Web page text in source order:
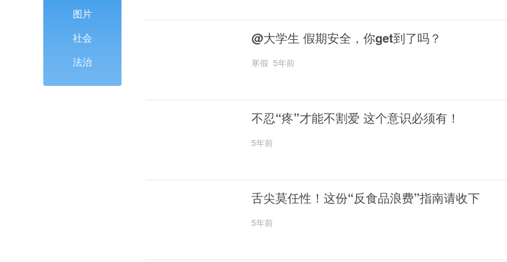
图片
社会
法治
@大学生 假期安全，你get到了吗？
寒假 5年前
不忍“疼”才能不割爱 这个意识必须有！
5年前
舌尖莫任性！这份“反食品浪费”指南请收下
5年前